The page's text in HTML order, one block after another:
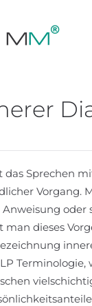
das Sprechen
Vorgang.
oder
man dieses
Terminologie,